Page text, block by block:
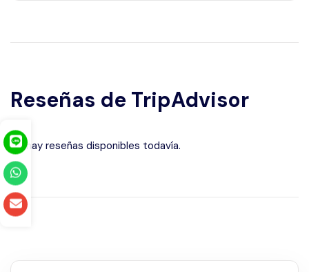
Reseñas de TripAdvisor
No hay reseñas disponibles todavía.